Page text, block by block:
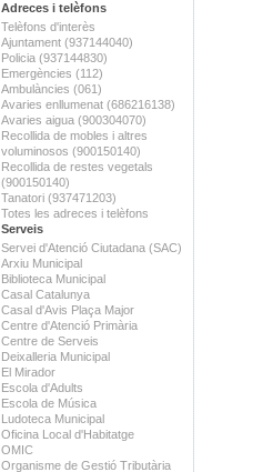
Adreces i telèfons
Telèfons d'interès
Ajuntament (937144040)
Policia (937144830)
Emergències (112)
Ambulàncies (061)
Avaries enllumenat (686216138)
Avaries aigua (900304070)
Recollida de mobles i altres
voluminosos (900150140)
Recollida de restes vegetals
(900150140)
Tanatori (937471203)
Totes les adreces i telèfons
Serveis
Servei d'Atenció Ciutadana (SAC)
Arxiu Municipal
Biblioteca Municipal
Casal Catalunya
Casal d'Avis Plaça Major
Centre d'Atenció Primària
Centre de Serveis
Deixalleria Municipal
El Mirador
Escola d'Adults
Escola de Música
Ludoteca Municipal
Oficina Local d'Habitatge
OMIC
Organisme de Gestió Tributària